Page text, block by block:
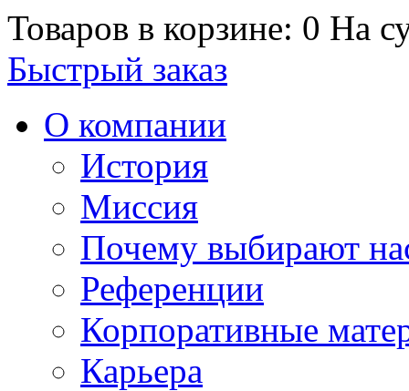
Товаров в корзине: 0 На
Быстрый заказ
О компании
История
Миссия
Почему выбирают
Референции
Корпоративные
Карьера